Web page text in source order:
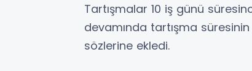
Tartışmalar 10 iş günü
devamında tartışma
sözlerine ekledi.